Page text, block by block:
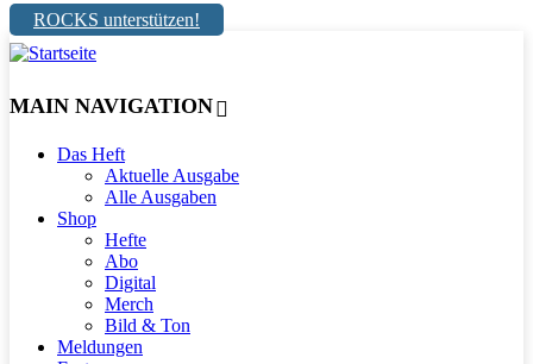
ROCKS unterstützen!
MAIN NAVIGATION
Das Heft
Aktuelle Ausgabe
Alle Ausgaben
Shop
Hefte
Abo
Digital
Merch
Bild & Ton
Meldungen